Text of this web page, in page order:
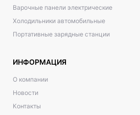
Варочные панели электрические
Холодильники автомобильные
Портативные зарядные станции
ИНФОРМАЦИЯ
О компании
Новости
Контакты